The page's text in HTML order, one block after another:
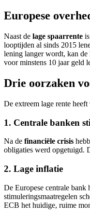
Europese
Naast de lage spaarrente
looptijden al sinds 2015
lening langer wordt, kan
voor minstens 10 jaar geld
Drie oorzaken
De extreem lage rente
1. Centrale banken
Na de financiële crisis
obligaties werd opgetuigd.
2. Lage inflatie
De Europese centrale bank
stimuleringsmaatregelen
ECB het huidige, ruime